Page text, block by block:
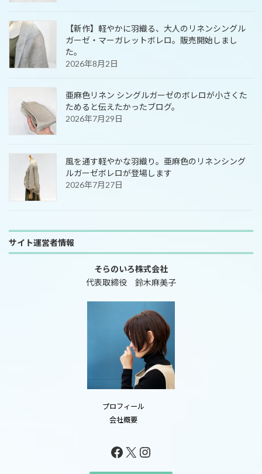
【新作】軽やかに羽織る、大人のリネンシングル
ガーゼ・マーガレットボレロ。販売開始しまし
た。
2026年8月2日
亜麻色リネン シングルガーゼのボレロが小さくた
ためると伝えたかったブログ。
2026年7月29日
風を通す軽やかな羽織り。亜麻色のリネンシング
ルガーゼボレロが登場します
2026年7月27日
サイト運営者情報
そらのいろ株式会社
代表取締役 鈴木麻美子
プロフィール
会社概要
Facebook
X Instagram